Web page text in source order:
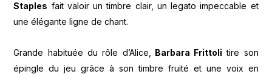
Staples fait valoir un timbre clair, un legato impeccable et
une élégante ligne de chant.
Grande habituée du rôle d’Alice, Barbara Frittoli tire son
épingle du jeu grâce à son timbre fruité et une voix en